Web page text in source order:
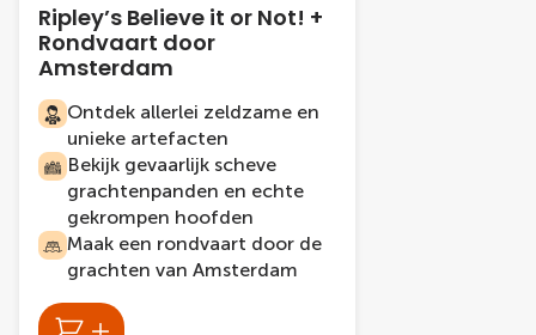
Ripley’s Believe it or Not! +
Rondvaart door
Amsterdam
Ontdek allerlei zeldzame en
unieke artefacten
Bekijk gevaarlijk scheve
grachtenpanden en echte
gekrompen hoofden
Maak een rondvaart door de
grachten van Amsterdam